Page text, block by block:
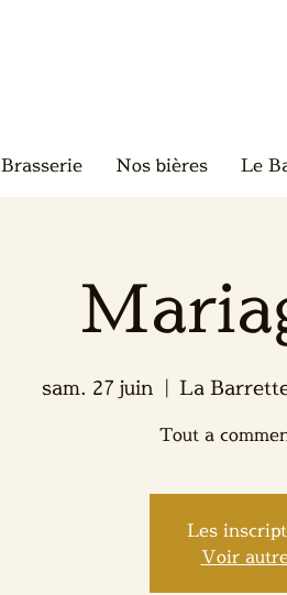
Nos bières Le
sam. 27 juin
  |
La
Tout a
Les
Voir